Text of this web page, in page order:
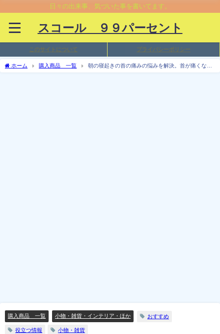
日々の出来事、気づいた事を書いてます。
スコール ９９パーセント
このサイトについて プライバシーポリシー
ホーム 購入商品 一覧
朝の寝起きの首の痛みの悩みを解決。首が痛くなら
購入商品 一覧 小物・雑貨・インテリア・ほか おすすめ
役立つ情報 小物・雑貨